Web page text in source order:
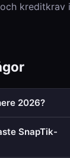
kreditkrav
2026?
på trafik,
regional
SnapTik-